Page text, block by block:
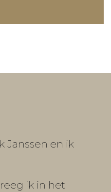
Janssen en ik
ik in het